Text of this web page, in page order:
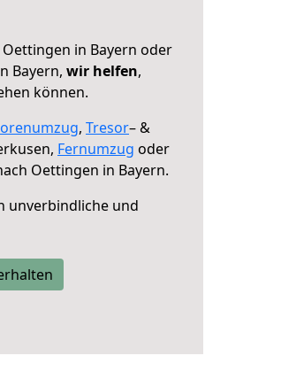
in Bayern oder
Bayern, wir helfen,
können.
, Tresor– &
Fernumzug oder
Oettingen in Bayern.
unverbindliche und